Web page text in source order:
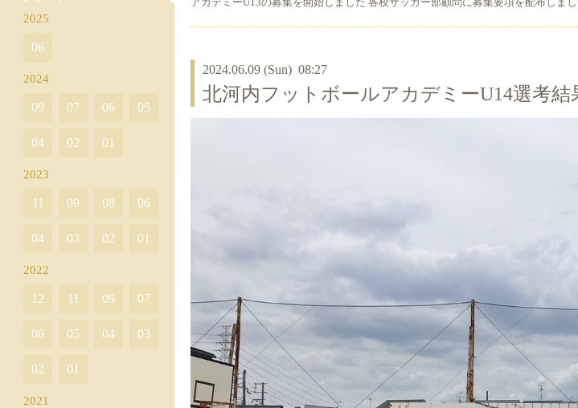
2024.06.09 (Sun) 08:27
北河内フットボールアカデミーU14選考結
2025
06
2024
09 07 06 05
04 02 01
2023
11 09 08 06
04 03 02 01
2022
12 11 09 07
06 05 04 03
02 01
2021